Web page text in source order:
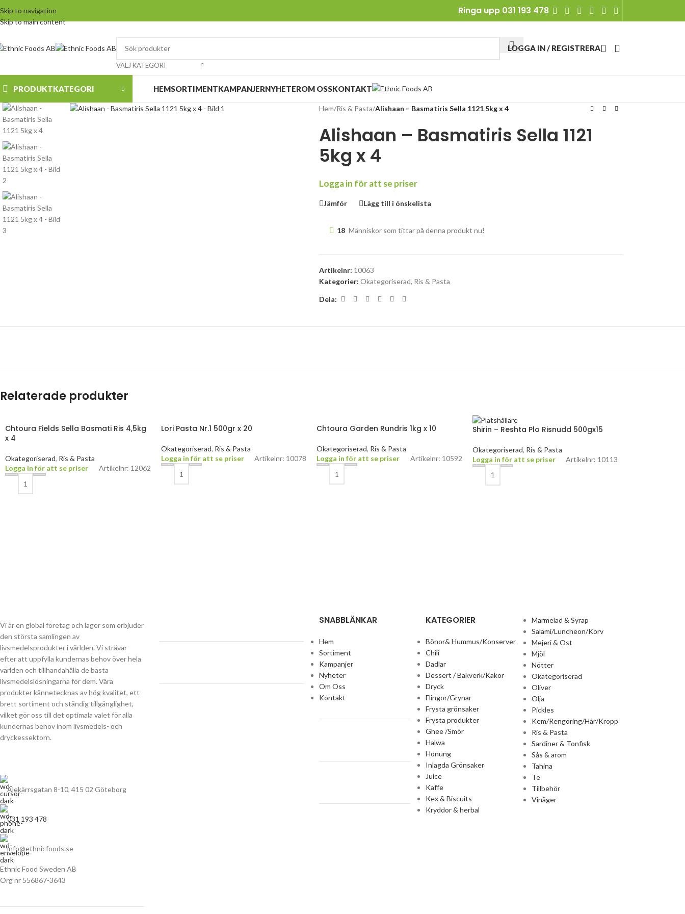
Skip to navigation
Skip to main content
Ringa upp 031 193 478
VÄLJ KATEGORI
LOGGA IN / REGISTRERA
PRODUKTKATEGORI HEMSORTIMENTKAMPANJERNYHETEROM OSSKONTAKT
Klicka för att förstora
Hem/Ris & Pasta/Alishaan – Basmatiris Sella 1121 5kg x 4
Alishaan – Basmatiris Sella 1121
5kg x 4
Logga in för att se priser
Jämför Lägg till i önskelista
18 Människor som tittar på denna produkt nu!
Artikelnr: 10063
Kategorier: Okategoriserad, Ris & Pasta
Dela:
Relaterade produkter
Chtoura Fields Sella Basmati Ris 4,5kg
x 4
Okategoriserad, Ris & Pasta
Logga in för att se priser
Artikelnr: 12062
Lori Pasta Nr.1 500gr x 20
Okategoriserad, Ris & Pasta
Logga in för att se priser
Artikelnr: 10078
Chtoura Garden Rundris 1kg x 10
Okategoriserad, Ris & Pasta
Logga in för att se priser
Artikelnr: 10592
Shirin – Reshta Plo Risnudd 500gx15
Okategoriserad, Ris & Pasta
Logga in för att se priser
Artikelnr: 10113
Vi är en global företag och lager som erbjuder
den största samlingen av
livsmedelsprodukter i världen. Vi strävar
efter att uppfylla kundernas behov över hela
världen och tillhandahålla de bästa
livsmedelslösningarna för dem. Våra
produkter kännetecknas av hög kvalitet, ett
brett sortiment och ständig tillgänglighet,
vilket gör oss till det optimala valet för alla
kundernas behov inom livsmedels- och
dryckessektorn.
Alekärrsgatan 8-10, 415 02 Göteborg
031 193 478
info@ethnicfoods.se
Ethnic Food Sweden AB
Org nr 556867-3643
SNABBLÄNKAR
Hem
Sortiment
Kampanjer
Nyheter
Om Oss
Kontakt
KATEGORIER
Bönor& Hummus/Konserver
Chili
Dadlar
Dessert / Bakverk/Kakor
Dryck
Flingor/Grynar
Frysta grönsaker
Frysta produkter
Ghee /Smör
Halwa
Honung
Inlagda Grönsaker
Juice
Kaffe
Kex & Biscuits
Kryddor & herbal
Marmelad & Syrap
Salami/Luncheon/Korv
Mejeri & Ost
Mjöl
Nötter
Okategoriserad
Oliver
Olja
Pickles
Kem/Rengöring/Hår/Kropp
Ris & Pasta
Sardiner & Tonfisk
Sås & arom
Tahina
Te
Tillbehör
Vinäger